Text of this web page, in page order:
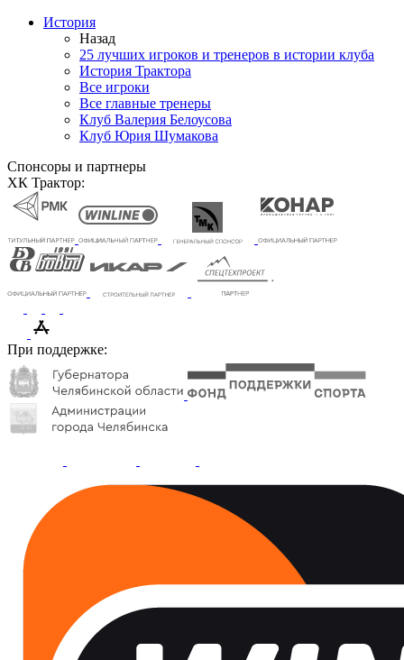
История
Назад
25 лучших игроков и тренеров в истории клуба
История Трактора
Все игроки
Все главные тренеры
Клуб Валерия Белоусова
Клуб Юрия Шумакова
Спонсоры и партнеры
ХК Трактор:
При поддержке: